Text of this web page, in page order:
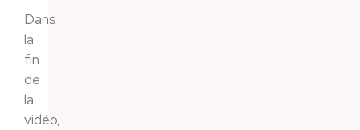
Dans
la
fin
de
la
vidéo,